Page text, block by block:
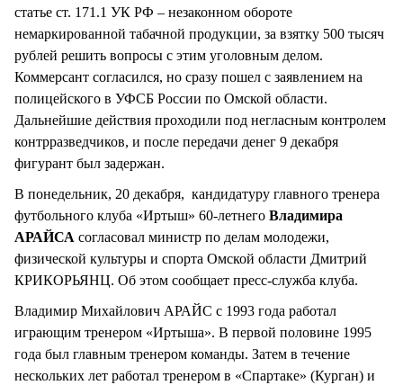
статье ст. 171.1 УК РФ – незаконном обороте
немаркированной табачной продукции, за взятку 500 тысяч
рублей решить вопросы с этим уголовным делом.
Коммерсант согласился, но сразу пошел с заявлением на
полицейского в УФСБ России по Омской области.
Дальнейшие действия проходили под негласным контролем
контрразведчиков, и после передачи денег 9 декабря
фигурант был задержан.
В понедельник, 20 декабря, кандидатуру главного тренера
футбольного клуба «Иртыш» 60-летнего Владимира
АРАЙСА согласовал министр по делам молодежи,
физической культуры и спорта Омской области Дмитрий
КРИКОРЬЯНЦ. Об этом сообщает пресс-служба клуба.
Владимир Михайлович АРАЙС с 1993 года работал
играющим тренером «Иртыша». В первой половине 1995
года был главным тренером команды. Затем в течение
нескольких лет работал тренером в «Спартаке» (Курган) и